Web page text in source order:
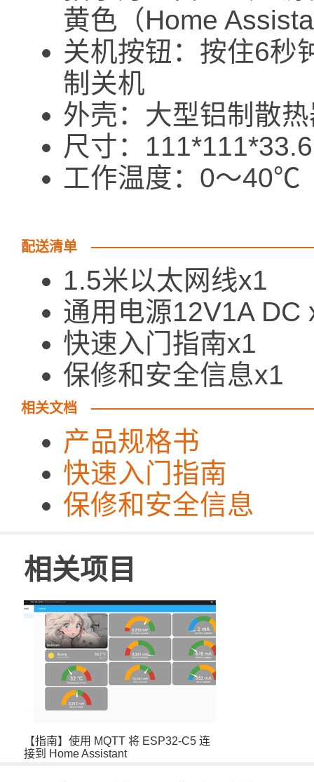
黄色（Home
关机按钮：按住6秒
制关机
外壳：大型铝制散
尺寸：
工作温度：0～40℃
配送清单
1.5米以太网线x1
通用电源12V1A DC
快速入门指南x1
保修和安全信息x1
相关文档
产品规格书
快速入门指南
保修和安全信息
相关项目
【指南】使用 MQTT 将 ESP32-C5 连
接到 Home Assistant